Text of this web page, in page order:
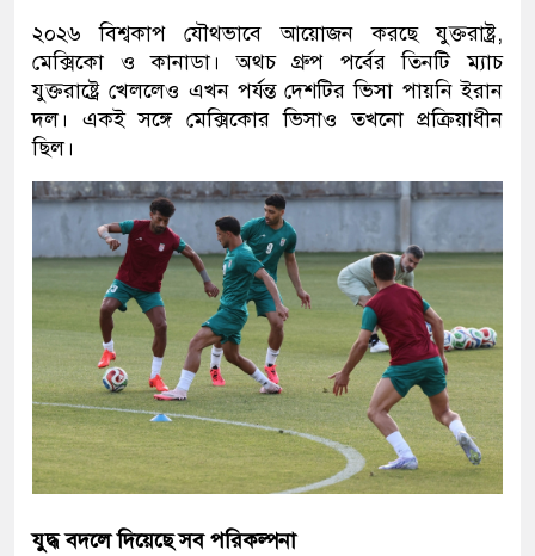
২০২৬ বিশ্বকাপ যৌথভাবে আয়োজন করছে যুক্তরাষ্ট্র,
মেক্সিকো ও কানাডা। অথচ গ্রুপ পর্বের তিনটি ম্যাচ
যুক্তরাষ্ট্রে খেললেও এখন পর্যন্ত দেশটির ভিসা পায়নি ইরান
দল। একই সঙ্গে মেক্সিকোর ভিসাও তখনো প্রক্রিয়াধীন
ছিল।
যুদ্ধ বদলে দিয়েছে সব পরিকল্পনা